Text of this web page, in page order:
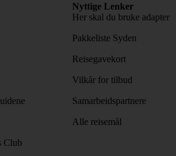
Club
Nyttige Lenker
Her skal du bruke adapter
Pakkeliste Syden
Reisegavekort
Vilkår for tilbud
Samarbeidspartnere
Alle reisemål